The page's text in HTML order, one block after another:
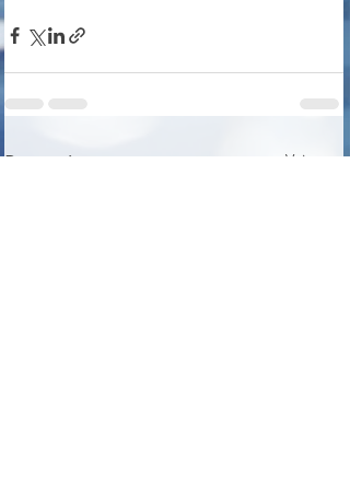
Posts récents Voir tout